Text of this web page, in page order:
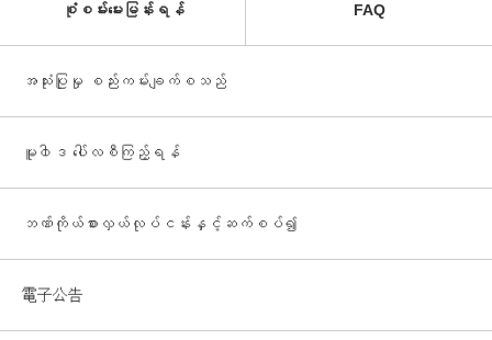
စုံစမ်းမေးမြန်းရန် FAQ
အသုံးပြုမှု စည်းကမ်းချက်စသည်
မူ၀ါဒ ပေါ်လစီကြည့်ရန်
ဘဏ်ကိုယ်စားလှယ်လုပ်ငန်းနှင့်ဆက်စပ်၍
電子公告